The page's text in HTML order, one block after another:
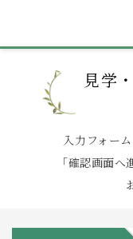
見学
入力フォー
「確認画面